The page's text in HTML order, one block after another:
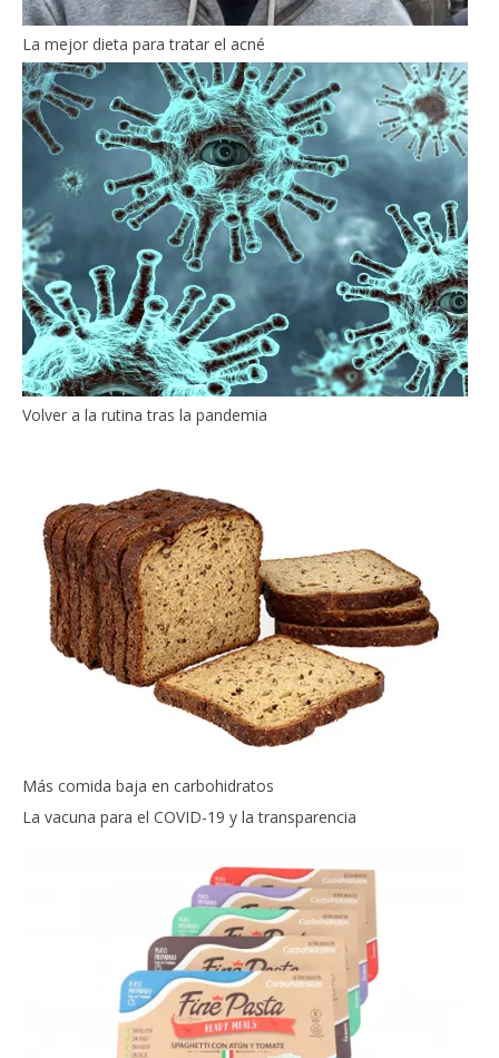
La mejor dieta para tratar el acné
Volver a la rutina tras la pandemia
Más comida baja en carbohidratos
La vacuna para el COVID-19 y la transparencia